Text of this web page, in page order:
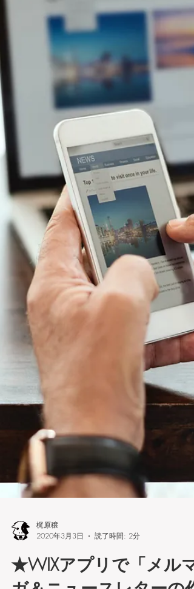
ページでいいので社内で作成したいが何が
要なのかと質問がありました。 WEB担当者
さまもWEBサイト制作は詳しくないとの事
でご説明をいたしました。通常ホームペー
を作成する場合最低限としてレンタル